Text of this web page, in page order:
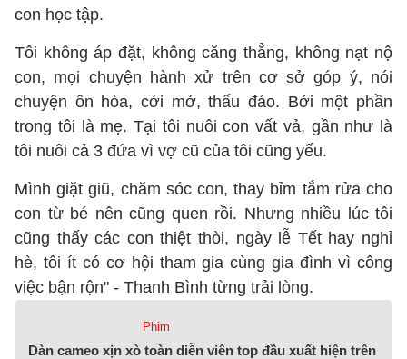
con học tập.
Tôi không áp đặt, không căng thẳng, không nạt nộ
con, mọi chuyện hành xử trên cơ sở góp ý, nói
chuyện ôn hòa, cởi mở, thấu đáo. Bởi một phần
trong tôi là mẹ. Tại tôi nuôi con vất vả, gần như là
tôi nuôi cả 3 đứa vì vợ cũ của tôi cũng yếu.
Mình giặt giũ, chăm sóc con, thay bỉm tắm rửa cho
con từ bé nên cũng quen rồi. Nhưng nhiều lúc tôi
cũng thấy các con thiệt thòi, ngày lễ Tết hay nghỉ
hè, tôi ít có cơ hội tham gia cùng gia đình vì công
việc bận rộn" - Thanh Bình từng trải lòng.
Phim
Dàn cameo xịn xò toàn diễn viên top đầu xuất hiện trên